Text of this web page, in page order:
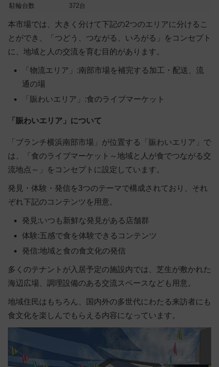
駐輪台数
372台
本市場では、大きく分けて下記の2つのエリアに分けるこ
とができ、「つどう、つながる、いろがる」をコンセプト
に、地域と人の交流を育む目的があります。
「物流エリア」:南部市場を補完する加工・配送、流
通の場
「賑わいエリア」:食のライブマーケット
「賑わいエリア」について
「ブランチ横浜南部市場」が位置する「賑わいエリア」で
は、「食のライブマーケット～地域と人が食でつながる交
流地点～」をコンセプトに設定しています。
発見・体験・発信を3つのテーマで構成されており、それ
ぞれ下記のコンテンツを用意。
発見:いつも新鮮な発見がある店舗群
体験:五感で食を体験できるコンテンツ
発信:地域と食の食文化の発信
多くのテナントが入居予定の施設内では、芝生が敷かれた
海辺広場、調理設備のある交流スペースなども用意。
地域住民はもちろん、国内外の多世代にわたる来訪者にも
食文化を楽しんでもらえる内容になっています。